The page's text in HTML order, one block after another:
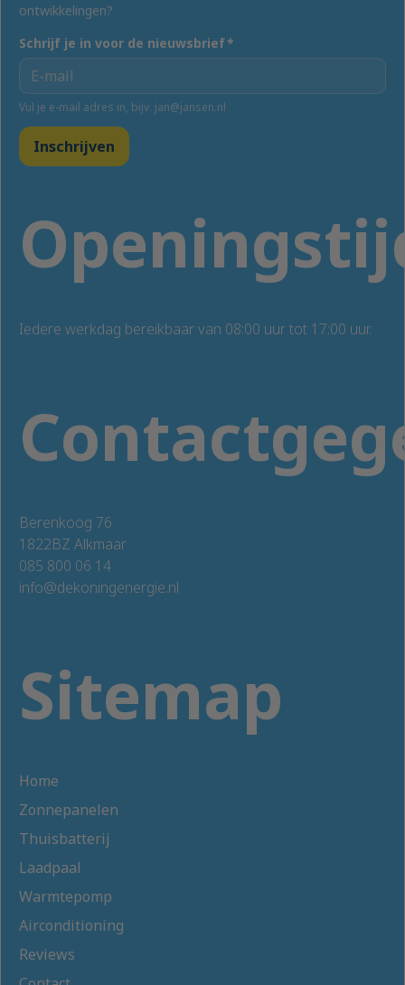
Sitemap
Home
Zonnepanelen
Thuisbatterij
Laadpaal
Warmtepomp
Airconditioning
Reviews
Berenkoog 76
1822BZ Alkmaar
085 800 06 14
info@dekoningenergie.nl
Iedere werkdag bereikbaar van 08:00 uur tot 17:00 uur.
ontwikkelingen?
Schrijf je in voor de nieuwsbrief*
Vul je e-mail adres in, bijv. jan@jansen.nl
Inschrijven